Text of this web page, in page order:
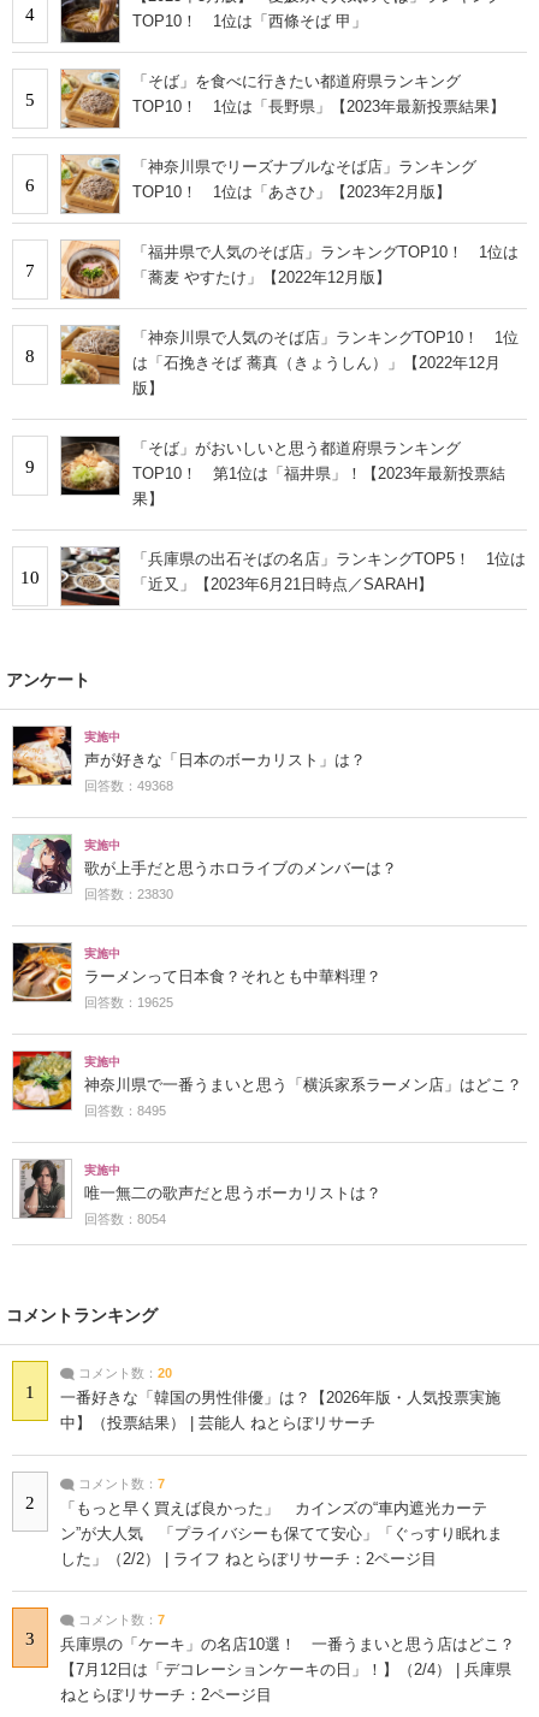
4
TOP10！ 1位は「西條そば 甲」
5
「そば」を食べに行きたい都道府県ランキング
TOP10！ 1位は「長野県」【2023年最新投票結果】
6
「神奈川県でリーズナブルなそば店」ランキング
TOP10！ 1位は「あさひ」【2023年2月版】
7
「福井県で人気のそば店」ランキングTOP10！ 1位は
「蕎麦 やすたけ」【2022年12月版】
8
「神奈川県で人気のそば店」ランキングTOP10！ 1位
は「石挽きそば 蕎真（きょうしん）」【2022年12月
版】
9
「そば」がおいしいと思う都道府県ランキング
TOP10！ 第1位は「福井県」！【2023年最新投票結
果】
10
「兵庫県の出石そばの名店」ランキングTOP5！ 1位は
「近又」【2023年6月21日時点／SARAH】
アンケート
実施中
声が好きな「日本のボーカリスト」は？
回答数：49368
実施中
歌が上手だと思うホロライブのメンバーは？
回答数：23830
実施中
ラーメンって日本食？それとも中華料理？
回答数：19625
実施中
神奈川県で一番うまいと思う「横浜家系ラーメン店」はどこ？
回答数：8495
実施中
唯一無二の歌声だと思うボーカリストは？
回答数：8054
コメントランキング
1
コメント数： 20
一番好きな「韓国の男性俳優」は？【2026年版・人気投票実施
中】（投票結果） | 芸能人 ねとらぼリサーチ
2
コメント数： 7
「もっと早く買えば良かった」 カインズの“車内遮光カーテ
ン”が大人気 「プライバシーも保てて安心」「ぐっすり眠れま
した」（2/2） | ライフ ねとらぼリサーチ：2ページ目
3
コメント数： 7
兵庫県の「ケーキ」の名店10選！ 一番うまいと思う店はどこ？
【7月12日は「デコレーションケーキの日」！】（2/4） | 兵庫県
ねとらぼリサーチ：2ページ目